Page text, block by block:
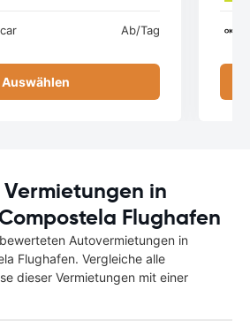
Ab/Tag
Auswählen
in
Flughafen
Autovermietungen in
Flughafen. Vergleiche alle
dieser Vermietungen mit einer